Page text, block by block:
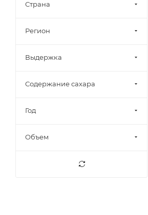
9%
1
9-13%
9,5-13%
2
Страна
Регион
Выдержка
Содержание сахара
Год
Объем